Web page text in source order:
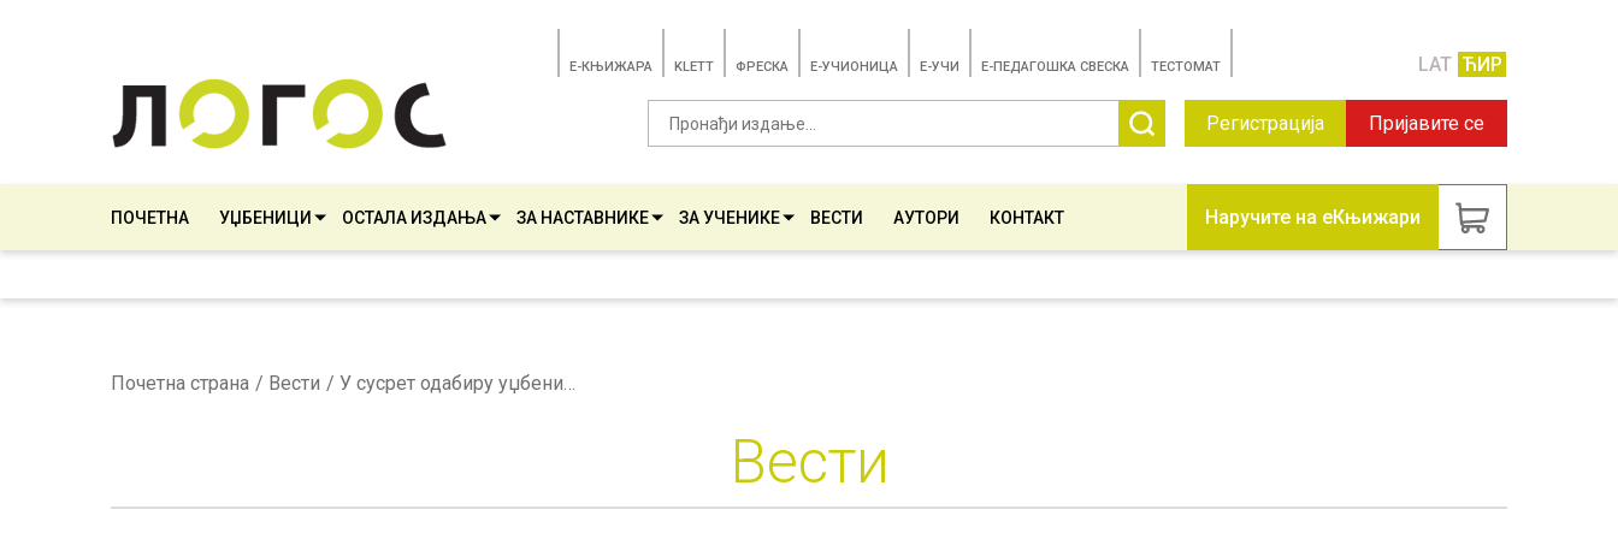
E-КЊИЖАРА KLETT ФРЕСКА E-УЧИОНИЦА E-УЧИ Е-ПЕДАГОШКА СВЕСКА TЕСТОМАТ LAT ЋИР
Регистрација Пријавите се
ПОЧЕТНА УЏБЕНИЦИ ОСТАЛА ИЗДАЊА ЗА НАСТАВНИКЕ ЗА УЧЕНИКЕ ВЕСТИ АУТОРИ КОНТАКТ Наручите на еКњижари
Почетна страна Вести У сусрет одабиру уџбеника
Вести